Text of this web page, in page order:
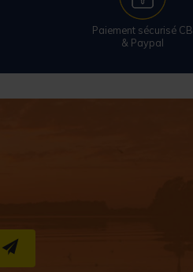
Paiement sécurisé CB
& Paypal
S''INSCRIRE